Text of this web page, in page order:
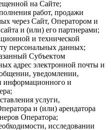
на Сайте;
работ, продажи
через Сайт, Оператором и
и (или) его партнерами;
и технической
персональных данных;
Субъектом
адрес электронной почты и
уведомлении,
информационного и
услуги,
и (или) арендатора
Оператора;
исследовании